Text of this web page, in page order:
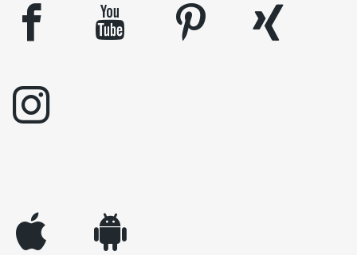
facebook youtube pinterest
xing
instagram
appleinc android